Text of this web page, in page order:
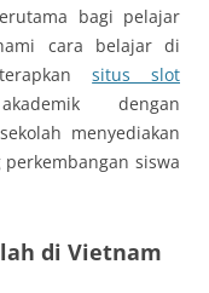
bagi pelajar
cara belajar di
situs slot
dengan
menyediakan
siswa
di Vietnam